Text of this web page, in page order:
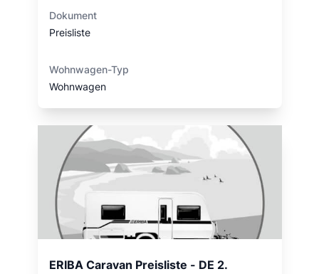
Dokument
Preisliste
Wohnwagen-Typ
Wohnwagen
ERIBA Caravan Preisliste - DE 2.